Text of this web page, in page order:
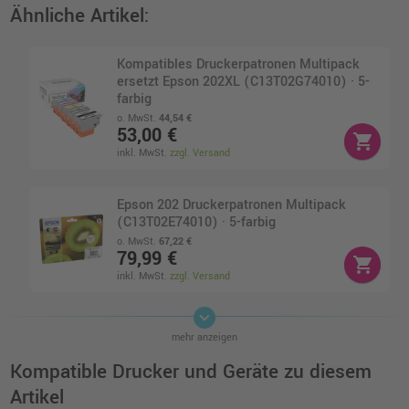
Ähnliche Artikel:
Kompatibles Druckerpatronen Multipack
ersetzt Epson 202XL (C13T02G74010) · 5-
farbig
o. MwSt.44,54 €
53,00 €
inkl. MwSt.zzgl. Versand
shopping_cart
Epson 202 Druckerpatronen Multipack
(C13T02E74010) · 5-farbig
o. MwSt. 67,22 €
79,99 €
inkl. MwSt.zzgl. Versand
shopping_cart
4 kompatible Tinten ersetzt Epson
C13T02H140-440 202XL Multipack KCMY
o. MwSt.
107,99 €
keyboard_arrow_down
mehr anzeigen
Kompatible Drucker und Geräte zu diesem
Artikel